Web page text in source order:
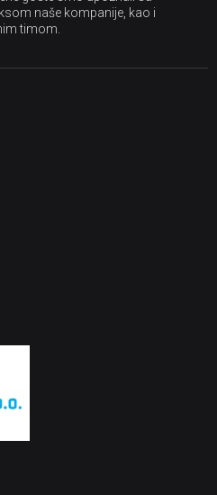
naše kompanije, kao i
timom.